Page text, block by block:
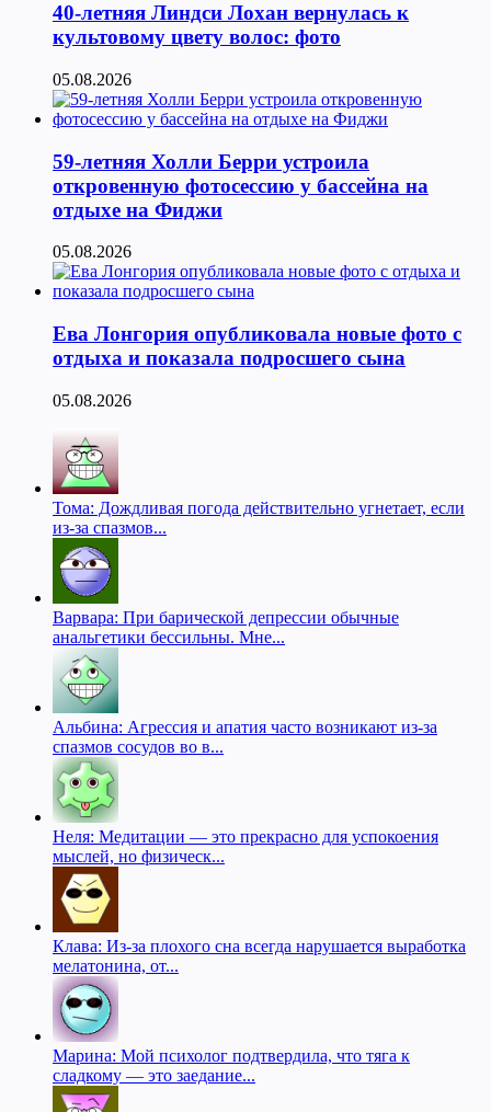
40-летняя Линдси Лохан вернулась к
культовому цвету волос: фото
05.08.2026
59-летняя Холли Берри устроила
откровенную фотосессию у бассейна на
отдыхе на Фиджи
05.08.2026
Ева Лонгория опубликовала новые фото с
отдыха и показала подросшего сына
05.08.2026
Тома: Дождливая погода действительно угнетает, если
из-за спазмов...
Варвара: При барической депрессии обычные
анальгетики бессильны. Мне...
Альбина: Агрессия и апатия часто возникают из-за
спазмов сосудов во в...
Неля: Медитации — это прекрасно для успокоения
мыслей, но физическ...
Клава: Из-за плохого сна всегда нарушается выработка
мелатонина, от...
Марина: Мой психолог подтвердила, что тяга к
сладкому — это заедание...